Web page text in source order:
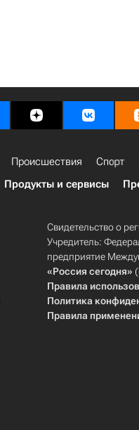
Происшествия Спорт
Продукты и сервисы
Свидетельство о
Учредитель:
предприятие
«Россия сегодня»
Правила
Политика
Правила